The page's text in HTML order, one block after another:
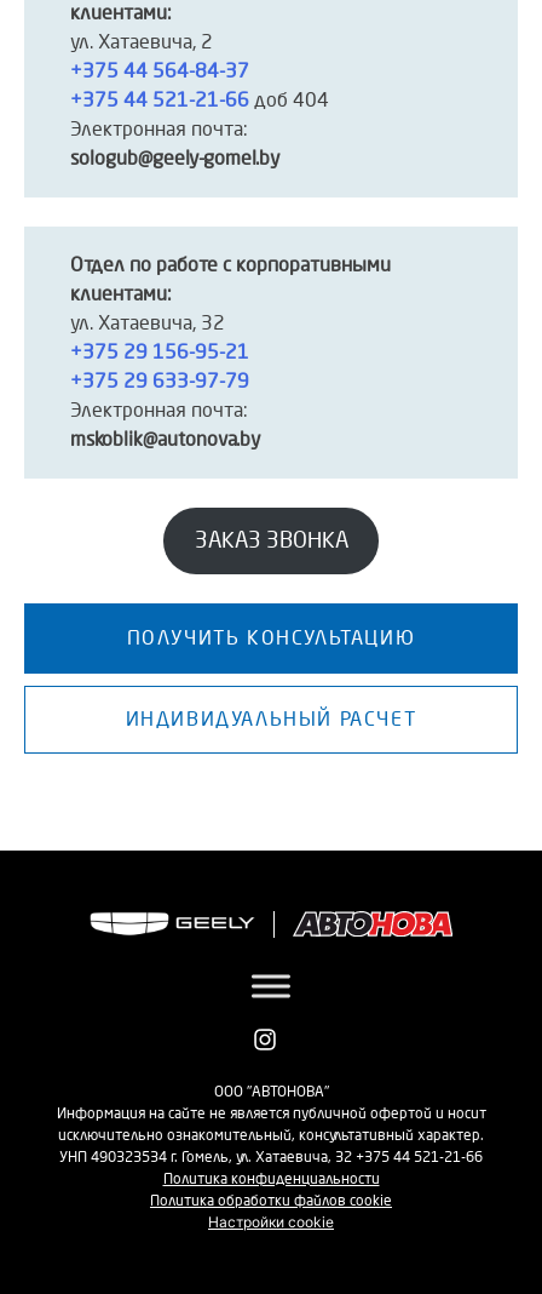
клиентами:
ул. Хатаевича, 2
+375 44 564-84-37
+375 44 521-21-66 доб 404
Электронная почта:
sologub@geely-gomel.by
Отдел по работе с корпоративными
клиентами:
ул. Хатаевича, 32
+375 29 156-95-21
+375 29 633-97-79
Электронная почта:
mskoblik@autonova.by
ЗАКАЗ ЗВОНКА
ПОЛУЧИТЬ КОНСУЛЬТАЦИЮ
ИНДИВИДУАЛЬНЫЙ РАСЧЕТ
ООО "АВТОНОВА"
Информация на сайте не является публичной офертой и носит
исключительно ознакомительный, консультативный характер.
УНП 490323534 г. Гомель, ул. Хатаевича, 32 +375 44 521-21-66
Политика конфиденциальности
Политика обработки файлов cookie
Настройки cookie